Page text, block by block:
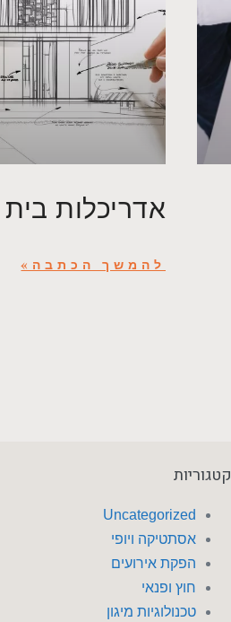
אדריכלות
להמשך הכתבה»
קטגוריות
Uncategorized
אסתטיקה ויופי
הפקת אירועים
חוץ ופנאי
טכנולוגיות מיגון